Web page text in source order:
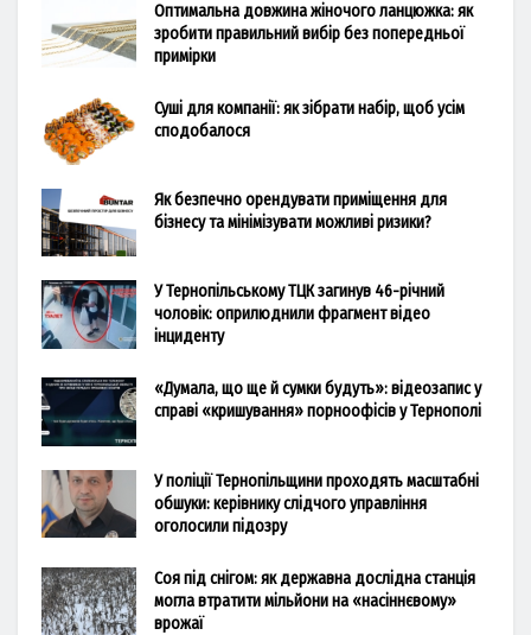
Оптимальна довжина жіночого ланцюжка: як
зробити правильний вибір без попередньої
примірки
Суші для компанії: як зібрати набір, щоб усім
сподобалося
Як безпечно орендувати приміщення для
бізнесу та мінімізувати можливі ризики?
У Тернопільському ТЦК загинув 46-річний
чоловік: оприлюднили фрагмент відео
інциденту
«Думала, що ще й сумки будуть»: відеозапис у
справі «кришування» порноофісів у Тернополі
У поліції Тернопільщини проходять масштабні
обшуки: керівнику слідчого управління
оголосили підозру
Соя під снігом: як державна дослідна станція
могла втратити мільйони на «насіннєвому»
врожаї